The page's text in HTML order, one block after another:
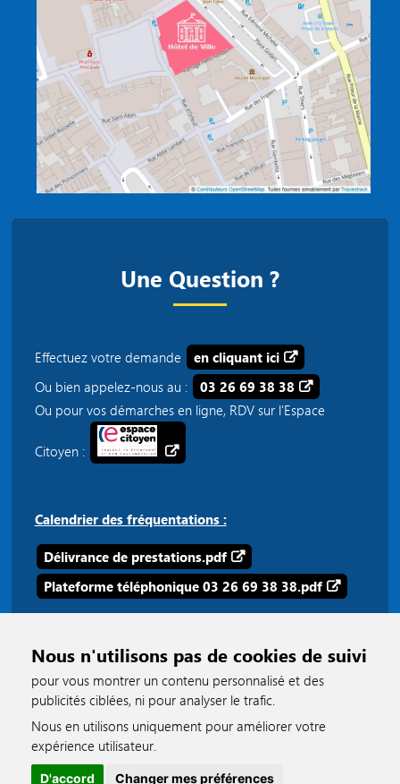
Nous n'utilisons pas de cookies de suivi
pour vous montrer un contenu personnalisé et des
publicités ciblées, ni pour analyser le trafic.
Nous en utilisons uniquement pour améliorer votre
expérience utilisateur.
D'accord Changer mes préférences
Une Question ?
Effectuez votre demande
en cliquant ici
Ou bien appelez-nous au :
03 26 69 38 38
Ou pour vos démarches en ligne, RDV sur l'Espace
Citoyen :
Calendrier des fréquentations :
Délivrance de prestations.pdf
Plateforme téléphonique 03 26 69 38 38.pdf
accessible